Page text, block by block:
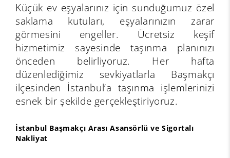
Küçük ev eşyalarınız için sunduğumuz özel
saklama kutuları, eşyalarınızın zarar
görmesini engeller. Ücretsiz keşif
hizmetimiz sayesinde taşınma planınızı
önceden belirliyoruz. Her hafta
düzenlediğimiz sevkiyatlarla Başmakçı
ilçesinden İstanbul’a taşınma işlemlerinizi
esnek bir şekilde gerçekleştiriyoruz.
İstanbul Başmakçı Arası Asansörlü ve Sigortalı
Nakliyat